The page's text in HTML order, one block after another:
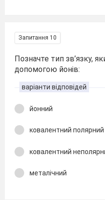
Запитання 10
Позначте тип зв’язку,
допомогою йонів:
варіанти відповідей
йонний
ковалентний полярний
ковалентний
металічний